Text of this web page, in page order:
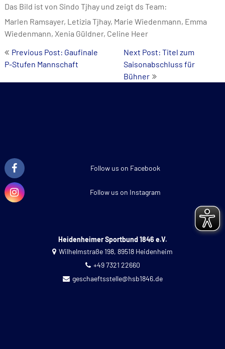
Das Bild ist von Sindo Tjhay und zeigt ds Team:
Marlen Ramsayer, Letizia Tjhay, Marie Wiedenmann, Emma
Wiedenmann, Xenia Güldner, Celine Heer
Beitrags-
Navigation
Previous Post: Gaufinale
P-Stufen Mannschaft
Next Post: Titel zum
Saisonabschluss für
Bühner
Follow us on Facebook
Follow us on Instagram
Heidenheimer Sportbund 1846 e.V.
Wilhelmstraße 198, 89518 Heidenheim
+49 7321 22660
geschaeftsstelle@hsb1846.de